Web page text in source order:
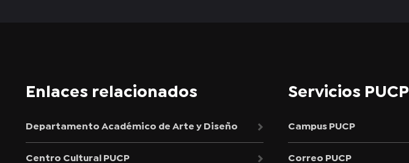
Enlaces relacionados
Departamento Académico de Arte y Diseño
Centro Cultural PUCP
Servicios PUCP
Campus PUCP
Correo PUCP